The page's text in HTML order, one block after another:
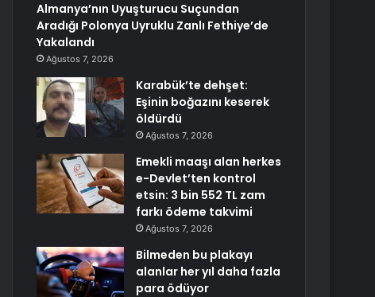
Almanya’nın Uyuşturucu Suçundan
Aradığı Polonya Uyruklu Zanlı Fethiye’de
Yakalandı
Ağustos 7, 2026
Karabük’te dehşet:
Eşinin boğazını keserek
öldürdü
Ağustos 7, 2026
Emekli maaşı alan herkes
e-Devlet’ten kontrol
etsin: 3 bin 552 TL zam
farkı ödeme takvimi
Ağustos 7, 2026
Bilmeden bu plakayı
alanlar her yıl daha fazla
para ödüyor